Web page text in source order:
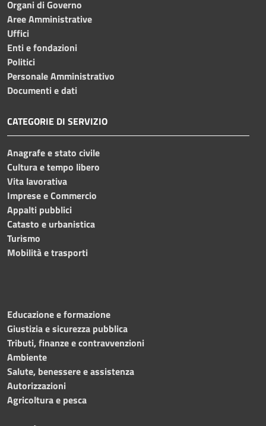
Organi di Governo
Aree Amministrative
Uffici
Enti e fondazioni
Politici
Personale Amministrativo
Documenti e dati
CATEGORIE DI SERVIZIO
Anagrafe e stato civile
Cultura e tempo libero
Vita lavorativa
Imprese e Commercio
Appalti pubblici
Catasto e urbanistica
Turismo
Mobilità e trasporti
Educazione e formazione
Giustizia e sicurezza pubblica
Tributi, finanze e contravvenzioni
Ambiente
Salute, benessere e assistenza
Autorizzazioni
Agricoltura e pesca